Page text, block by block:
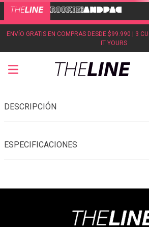
ENVÍO GRATIS EN COMPRAS DESDE $99.990 | 3
IT YOURS
DESCRIPCIÓN
ESPECIFICACIONES